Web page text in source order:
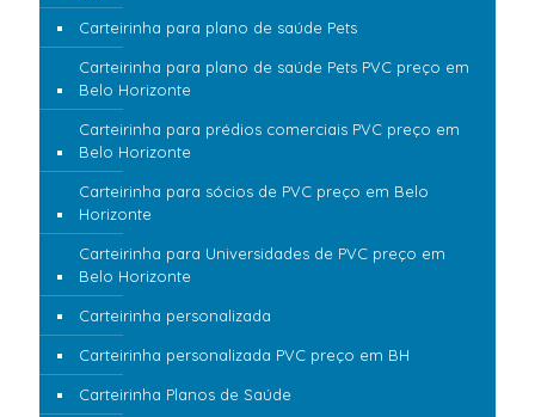
Carteirinha para plano de saúde Pets
Carteirinha para plano de saúde Pets PVC preço em
Belo Horizonte
Carteirinha para prédios comerciais PVC preço em
Belo Horizonte
Carteirinha para sócios de PVC preço em Belo
Horizonte
Carteirinha para Universidades de PVC preço em
Belo Horizonte
Carteirinha personalizada
Carteirinha personalizada PVC preço em BH
Carteirinha Planos de Saúde